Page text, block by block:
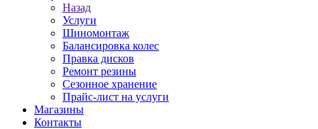
Назад
Услуги
Шиномонтаж
Балансировка колес
Правка дисков
Ремонт резины
Сезонное хранение
Прайс-лист на услуги
Магазины
Контакты